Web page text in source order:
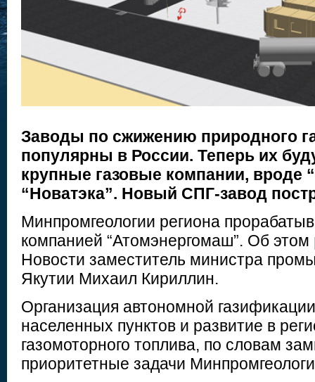
Заводы по сжижению природного
популярны в России. Теперь их
крупные газовые компании, вроде
“Новатэка”. Новый СПГ-завод
Минпромгеологии региона
компанией “Атомэнергомаш”. Об этом
Новости заместитель министра
Якутии Михаил Кириллин.
Организация автономной
населенных пунктов и развитие в
газомоторного топлива, по словам
приоритетные задачи